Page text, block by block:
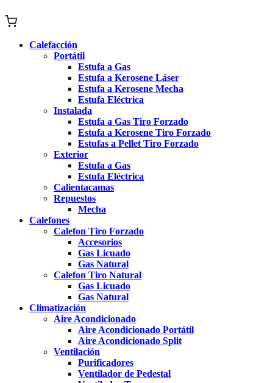
Calefacción
Portátil
Estufa a Gas
Estufa a Kerosene Láser
Estufa a Kerosene Mecha
Estufa Eléctrica
Instalada
Estufa a Gas Tiro Forzado
Estufa a Kerosene Tiro Forzado
Estufas a Pellet Tiro Forzado
Exterior
Estufa a Gas
Estufa Eléctrica
Calientacamas
Repuestos
Mecha
Calefones
Calefon Tiro Forzado
Accesorios
Gas Licuado
Gas Natural
Calefon Tiro Natural
Gas Licuado
Gas Natural
Climatización
Aire Acondicionado
Aire Acondicionado Portátil
Aire Acondicionado Split
Ventilación
Purificadores
Ventilador de Pedestal